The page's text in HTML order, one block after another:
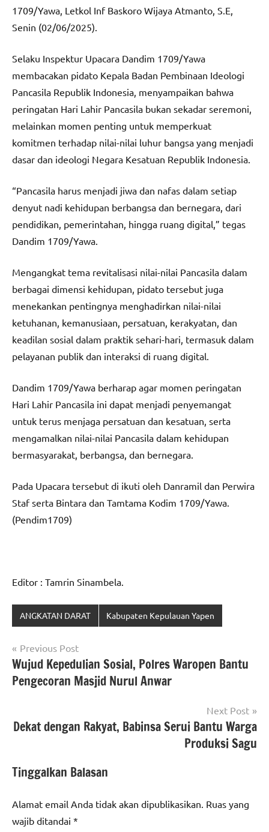
1709/Yawa, Letkol Inf Baskoro Wijaya Atmanto, S.E,
Senin (02/06/2025).
Selaku Inspektur Upacara Dandim 1709/Yawa
membacakan pidato Kepala Badan Pembinaan Ideologi
Pancasila Republik Indonesia, menyampaikan bahwa
peringatan Hari Lahir Pancasila bukan sekadar seremoni,
melainkan momen penting untuk memperkuat
komitmen terhadap nilai-nilai luhur bangsa yang menjadi
dasar dan ideologi Negara Kesatuan Republik Indonesia.
“Pancasila harus menjadi jiwa dan nafas dalam setiap
denyut nadi kehidupan berbangsa dan bernegara, dari
pendidikan, pemerintahan, hingga ruang digital,” tegas
Dandim 1709/Yawa.
Mengangkat tema revitalisasi nilai-nilai Pancasila dalam
berbagai dimensi kehidupan, pidato tersebut juga
menekankan pentingnya menghadirkan nilai-nilai
ketuhanan, kemanusiaan, persatuan, kerakyatan, dan
keadilan sosial dalam praktik sehari-hari, termasuk dalam
pelayanan publik dan interaksi di ruang digital.
Dandim 1709/Yawa berharap agar momen peringatan
Hari Lahir Pancasila ini dapat menjadi penyemangat
untuk terus menjaga persatuan dan kesatuan, serta
mengamalkan nilai-nilai Pancasila dalam kehidupan
bermasyarakat, berbangsa, dan bernegara.
Pada Upacara tersebut di ikuti oleh Danramil dan Perwira
Staf serta Bintara dan Tamtama Kodim 1709/Yawa.
(Pendim1709)
Editor : Tamrin Sinambela.
ANGKATAN DARAT Kabupaten Kepulauan Yapen
Navigasi
pos
Previous Post
Wujud Kepedulian Sosial, Polres Waropen Bantu
Pengecoran Masjid Nurul Anwar
Next Post
Dekat dengan Rakyat, Babinsa Serui Bantu Warga
Produksi Sagu
Tinggalkan Balasan
Alamat email Anda tidak akan dipublikasikan. Ruas yang
wajib ditandai *